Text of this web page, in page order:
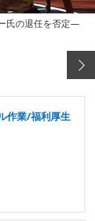
氏の退任を否定―
作業/福利厚生